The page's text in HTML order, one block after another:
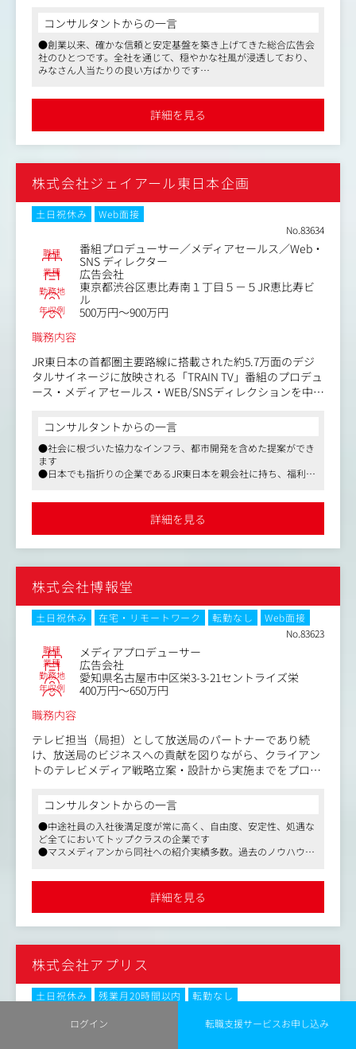
ログイン 転職支援サービスお申し込み
ます。
【具体的には】
複数のクライアントの案件を平行して担当。
担当社数は、案件規模に応じて1人あたり2、3社(校)～10社
企画立案から実行・完遂まで、プロジェクトの全体に携わ
貫して扱うことが可能です。
自身の経験の幅や領域を広げたい方に最適です。
OJT形式で、先輩との同行期間は3ヶ月から 半年程度しっ
かりと行います
【本ポジションの魅力】
2017年、国内約40社しか存在しないGoogleのプレミアムS
MEパートナーに認定。
現在もGoogleパートナーとして同社のサ ポートの下、最
広告会社であることを活かして、親会社の意向に沿った特
定の媒体や手法に偏ることなく、クライアントが求めるニ
ーズに対して真摯に応える提案、営業活動が行うことがで
コンサルタントからの一言
●創業以来、確かな信頼と安定基盤を築き上げてきた総合広告会
社のひとつです。全社を通じて、穏やかな社風が浸透しており、
みなさん人当たりの良い方ばかりです
社内外のネットワークも幅広く、パートナーも多いため、仕事を
進めやすいことと思います
●老舗でありながら、デジタルやグローバル等の新しい取り組み
にも積極的です。マスからWeb、販促と多角的なコミュニケーシ
詳細を見る
株式会社ジェイアール東日本企画
土日祝休み
Web面接
No.83634
職種
番組プロデューサー／メディアセールス／Web・
SNS ディレクター
業種 広告会社
勤務地
東京都渋谷区恵比寿南１丁目５－５JR恵比寿ビ
ル
年収例
500万円～900万円
職務内容
JR東日本の首都圏主要路線に搭載された約5.7万面のデジ
タルサイネージに放映される「TRAIN TV」番組のプロデュ
ース・メディアセールス・WEB/SNSディレクションを中
のメディア事業であり、現在は事業拡大フェーズです。こ
れまでの経験・スキルに応じて、他領域にも挑戦できるた
め、幅広いキャリア形成が可能です。
コンサルタントからの一言
●社会に根づいた協力なインフラ、都市開発を含めた提案ができ
ます
●日本でも指折りの企業であるJR東日本を親会社に持ち、福利厚
詳細を見る
株式会社博報堂
土日祝休み 在宅・リモートワーク 転勤なし
Web面接
No.83623
職種 メディアプロデューサー
業種 広告会社
勤務地 愛知県名古屋市中区栄3-3-21セントライズ栄
年収例
400万円～650万円
職務内容
テレビ担当（局担）として放送局のパートナーであり続
け、放送局のビジネスへの貢献を図りながら、クライアン
トのテレビメディア戦略立案・設計から実施までをプロデ
ここまでのご経験をフルに活用いただき、放送局とクライ
アントの間で、積極的な仕掛けやビジネスリードが求めら
れます。
・局担として、広告枠取引（スポット／タイム）に関する
（例）見積もり対応、出稿金額の見込み算出や管理、発注
業務、出稿スケジュール管理、
など
・放送局リソースを最大限活用した様々な企画の構想～実
装
活用など
コンサルタントからの一言
●中途社員の入社後満足度が常に高く、自由度、安定性、処遇な
ど全てにおいてトップクラスの企業です
●マスメディアンから同社への紹介実績多数。過去のノウハウを
●応募書類の添削や各面接対策など、また選考の注目ポイントな
ども適宜アドバイスします。最適なキャリア選択の支援と万全の
体制を整えていますので、ぜひご活用ください
詳細を見る
株式会社アプリス
土日祝休み 残業月20時間以内
転勤なし
デジタルマーケティング・アカウントプランナー